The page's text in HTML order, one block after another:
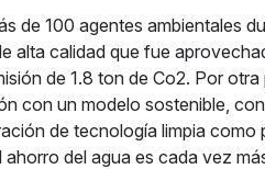
de 100 agentes ambientales
alta calidad que fue
de 1.8 ton de Co2. Por
con un modelo sostenible,
de tecnología limpia como
ahorro del agua es cada vez